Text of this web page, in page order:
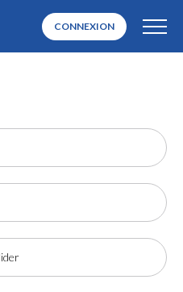
CONNEXION